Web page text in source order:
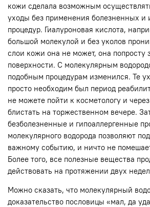
кожи сделала возможным
уходы без применения болезненных и
процедур. Гиалуроновая кислота,
большой молекулой и без уколов
слои кожи она не может, она попросту
поверхности. С молекулярным
подобным процедурам изменился. Те
просто необходим был период
не можете пойти к косметологу и
блистать на торжественном вечере.
безболезненные и гипоаллергенные
молекулярного водорода позволяют
важному событию, и ничто не
Более того, все полезные вещества
действовать на протяжении двух
Можно сказать, что молекулярный
доказательство пословицы «мал, да